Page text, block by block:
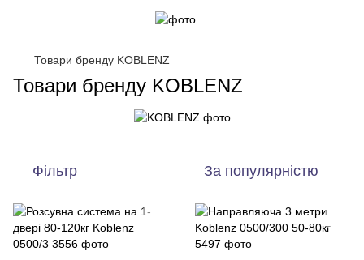
Товари бренду KOBLENZ
Товари бренду KOBLENZ
Фільтр За популярністю